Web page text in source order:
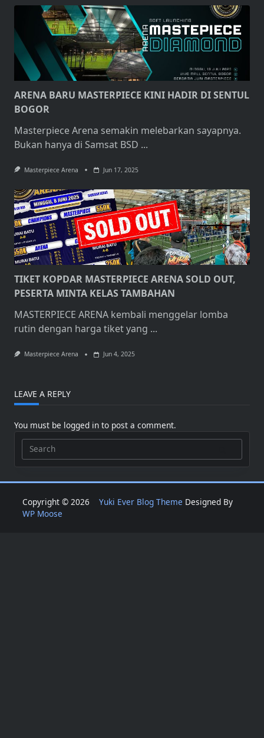
ARENA BARU MASTERPIECE KINI HADIR DI SENTUL
BOGOR
Masterpiece Arena semakin melebarkan sayapnya.
Bukan hanya di Samsat BSD ...
Masterpiece Arena Jun 17, 2025
TIKET KOPDAR MASTERPIECE ARENA SOLD OUT,
PESERTA MINTA KELAS TAMBAHAN
MASTERPIECE ARENA kembali menggelar lomba
rutin dengan harga tiket yang ...
Masterpiece Arena Jun 4, 2025
LEAVE A REPLY
You must be logged in to post a comment.
Search
for:
Copyright © 2026 Yuki Ever Blog Theme Designed By
WP Moose